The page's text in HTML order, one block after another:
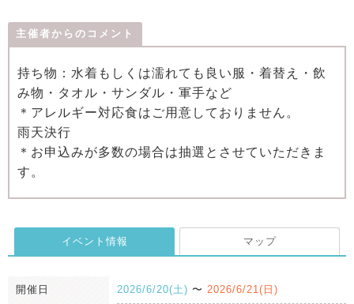
主催者からのコメント
持ち物：水着もしくは濡れても良い服・着替え・飲
み物・タオル・サンダル・軍手など
＊アレルギー対応食はご用意しておりません。
雨天決行
＊お申込みが多数の場合は抽選とさせていただきま
す。
イベント情報 マップ
開催日 2026/6/20(土) 〜 2026/6/21(日)